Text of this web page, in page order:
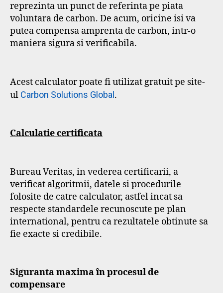
reprezinta un punct de referinta pe piata
voluntara de carbon. De acum, oricine isi va
putea compensa amprenta de carbon, intr-o
maniera sigura si verificabila.
Acest calculator poate fi utilizat gratuit pe site-
ul Carbon Solutions Global.
Calculatie certificata
Bureau Veritas, in vederea certificarii, a
verificat algoritmii, datele si procedurile
folosite de catre calculator, astfel incat sa
respecte standardele recunoscute pe plan
international, pentru ca rezultatele obtinute sa
fie exacte si credibile.
Siguranta maxima în procesul de
compensare